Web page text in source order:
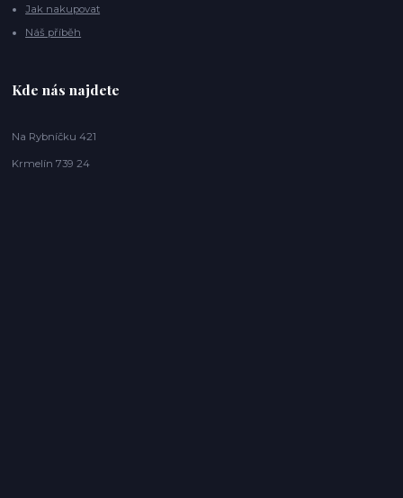
Jak nakupovat
Náš příběh
Kde nás najdete
Na Rybníčku 421
Krmelín 739 24